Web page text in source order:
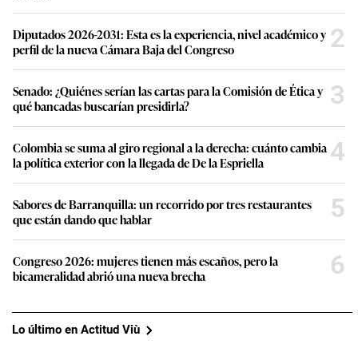
Diputados 2026-2031: Esta es la experiencia, nivel académico y
perfil de la nueva Cámara Baja del Congreso
2
Senado: ¿Quiénes serían las cartas para la Comisión de Ética y
qué bancadas buscarían presidirla?
3
Colombia se suma al giro regional a la derecha: cuánto cambia
la política exterior con la llegada de De la Espriella
4
Sabores de Barranquilla: un recorrido por tres restaurantes
que están dando que hablar
5
Congreso 2026: mujeres tienen más escaños, pero la
bicameralidad abrió una nueva brecha
6
Lo último en Actitud Viù